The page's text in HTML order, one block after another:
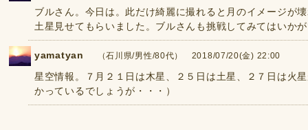
ブルさん。今日は。此だけ綺麗に撮れると月のイメージが
土星見せてもらいました。ブルさんも挑戦してみてはいか
yamatyan （石川県/男性/80代） 2018/07/20(金) 22:00
星空情報。７月２１日は木星、２５日は土星、２７日は火
かっているでしょうが・・・）